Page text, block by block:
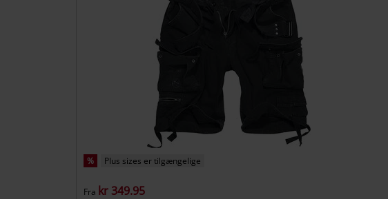
% Plus sizes er tilgængelige
Fra kr 349.95